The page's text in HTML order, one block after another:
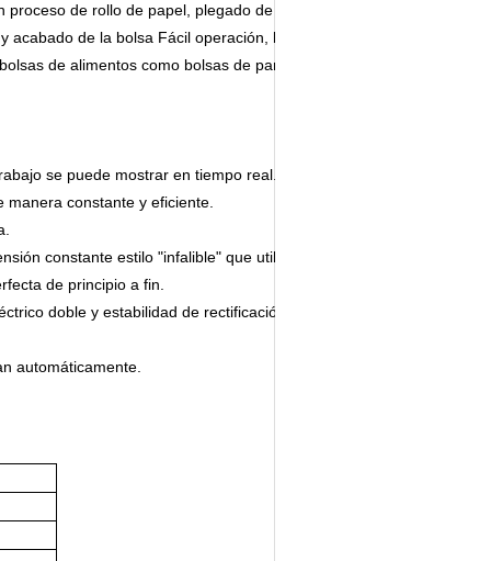
de rollo de papel, plegado de bordes,
de la bolsa Fácil operación, bajo
de alimentos como bolsas de pan, bolsas
se puede mostrar en tiempo real.
constante y eficiente.
constante estilo "infalible" que utiliza el
de principio a fin.
doble y estabilidad de rectificación de
automáticamente.